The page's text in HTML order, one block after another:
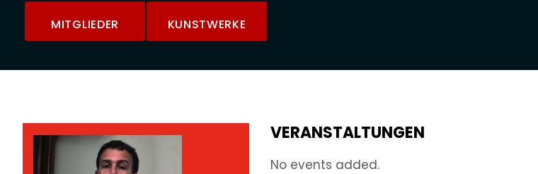
MITGLIEDER KUNSTWERKE
VERANSTALTUNGEN
No events added.